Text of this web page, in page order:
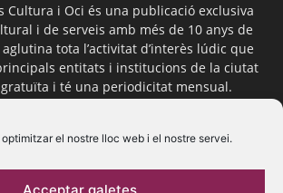
el nostre lloc web i el nostre servei.
Acceptar galetes
Cultura i Oci és una publicació exclusiva
i de serveis amb més de 10 anys de
tota l’activitat d’interès lúdic que
entitats i institucions de la ciutat
gratuïta i té una periodicitat mensual.